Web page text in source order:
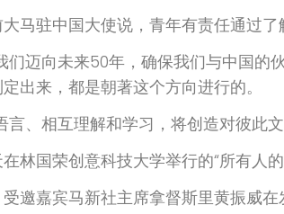
马驻中国大使说，青年有责任通过
们迈向未来50年，确保我们与中国的
出来，都是朝著这个方向进行的。
言、相互理解和学习，将创造对彼此
林国荣创意科技大学举行的“所有人
邀嘉宾马新社主席拿督斯里黄振威